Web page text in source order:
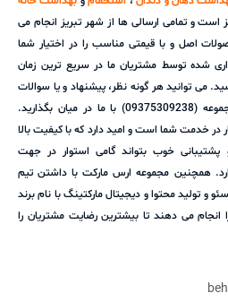
است و تمامی ارسالی ها از شهر تبریز انجام می
اصل و با قیمتی مناسب را در اختیار شما
شده توسط مشتریان ما در سریع ترین زمان
می توانید هر گونه نظر، پیشنهاد و یا سوالات
خود را از طریق پشتیبانی آنلاین مجموعه (09375309238) با ما در میان بگذارید.
در خدمت شما است و امید دارد که با کیفیت بالا
خوب بتواند گامی استوار در جهت
همچنین مجموعه ارس مارکت با داشتن تیم
و تولید محتوا و دیجیتال مارکتینگ با نام برند
می دهند تا بیشترین رضایت مشتریان را